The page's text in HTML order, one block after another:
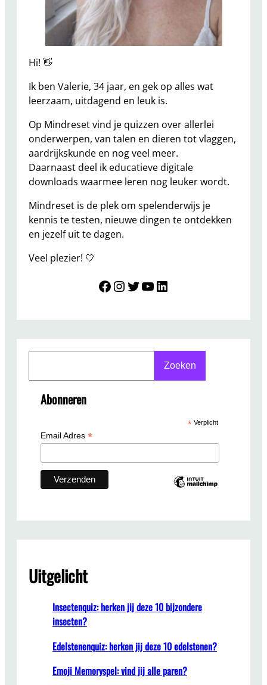
Hi! 👋
Ik ben Valerie, 34 jaar, en gek op alles wat
leerzaam, uitdagend en leuk is.
Op Mindreset vind je quizzen over allerlei
onderwerpen, van talen en dieren tot vlaggen,
aardrijkskunde en nog veel meer.
Daarnaast deel ik educatieve digitale
downloads waarmee leren nog leuker wordt.
Mindreset is de plek om spelenderwijs je
kennis te testen, nieuwe dingen te ontdekken
en jezelf uit te dagen.
Veel plezier! 🤍
Mindreset InstagramTwitter YouTube LinkedIn
Zoeken
Abonneren
*Verplicht
Email Adres *
Uitgelicht
Insectenquiz: herken jij deze 10 bijzondere
insecten?
Edelstenenquiz: herken jij deze 10 edelstenen?
Emoji Memoryspel: vind jij alle paren?